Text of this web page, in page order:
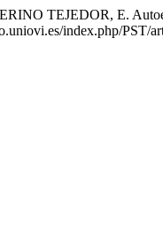
TEJEDOR, E.
index.php/PST/